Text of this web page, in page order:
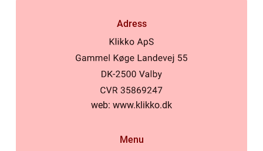
Adress
web: www.klikko.dk
Menu